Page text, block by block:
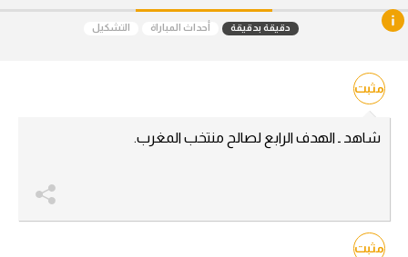
دقيقة بدقيقة أحداث المباراة التشكيل
مثبت
شاهد ـ الهدف الرابع لصالح منتخب المغرب.
مثبت